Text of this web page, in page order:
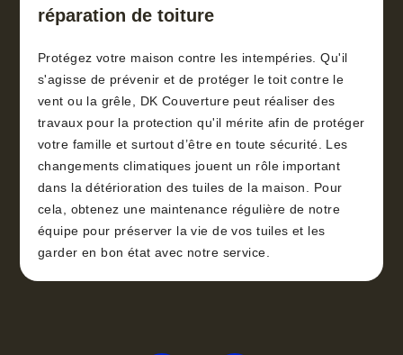
réparation de toiture
Protégez votre maison contre les intempéries. Qu'il
s'agisse de prévenir et de protéger le toit contre le
vent ou la grêle, DK Couverture peut réaliser des
travaux pour la protection qu'il mérite afin de protéger
votre famille et surtout d’être en toute sécurité. Les
changements climatiques jouent un rôle important
dans la détérioration des tuiles de la maison. Pour
cela, obtenez une maintenance régulière de notre
équipe pour préserver la vie de vos tuiles et les
garder en bon état avec notre service.